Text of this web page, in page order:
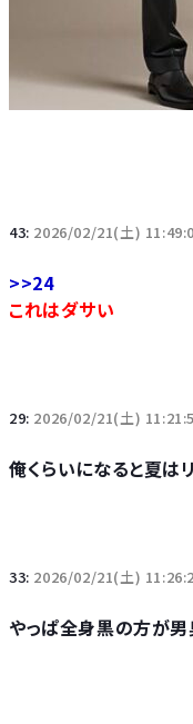
43: 2026/02/21(土)
>>24
これはダサい
29: 2026/02/21(土)
俺くらいになると夏は
33: 2026/02/21(土)
やっぱ全身黒の方が男